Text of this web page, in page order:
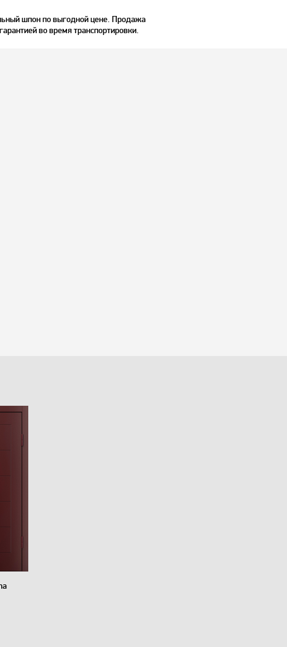
шпон по выгодной цене. Продажа
во время транспортировки.